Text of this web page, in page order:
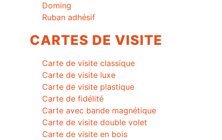
Doming
Ruban adhésif
CARTES DE VISITE
Carte de visite classique
Carte de visite luxe
Carte de visite plastique
Carte de fidélité
Carte avec bande magnétique
Carte de visite double volet
Carte de visite en bois